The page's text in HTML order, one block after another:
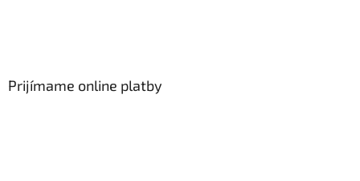
Prijímame online platby